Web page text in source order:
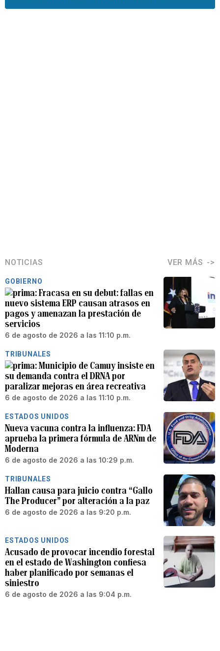
NOTICIAS VER MÁS
GOBIERNO
Fracasa en su debut: fallas en
nuevo sistema ERP causan atrasos en
pagos y amenazan la prestación de
servicios
6 de agosto de 2026 a las 11:10 p.m.
TRIBUNALES
Municipio de Camuy insiste en
su demanda contra el DRNA por
paralizar mejoras en área recreativa
6 de agosto de 2026 a las 11:10 p.m.
ESTADOS UNIDOS
Nueva vacuna contra la influenza: FDA
aprueba la primera fórmula de ARNm de
Moderna
6 de agosto de 2026 a las 10:29 p.m.
TRIBUNALES
Hallan causa para juicio contra “Gallo
The Producer” por alteración a la paz
6 de agosto de 2026 a las 9:20 p.m.
ESTADOS UNIDOS
Acusado de provocar incendio forestal
en el estado de Washington confiesa
haber planificado por semanas el
siniestro
6 de agosto de 2026 a las 9:04 p.m.